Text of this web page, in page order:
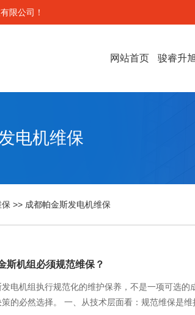
限公司！
网站首页 骏睿升
电机维保
>> 成都帕金斯发电机维保
斯机组必须规范维保？
电机组执行规范化的维护保养，不是一项可选
的必然选择。 一、从技术层面看：规范维保是